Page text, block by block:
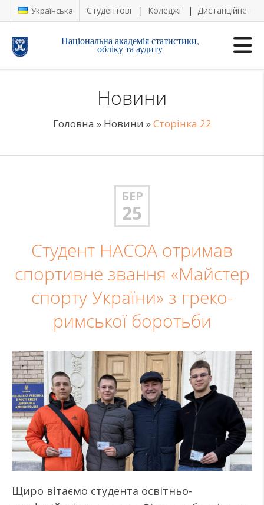
Українська Студентові Коледжі Дистанційне
Національна академія статистики,
обліку та аудиту
Новини
Головна » Новини »Сторінка 22
БЕР
25
Студент НАСОА отримав
спортивне звання «Майстер
спорту України» з греко-
римської боротьби
Щиро вітаємо студента освітньо-